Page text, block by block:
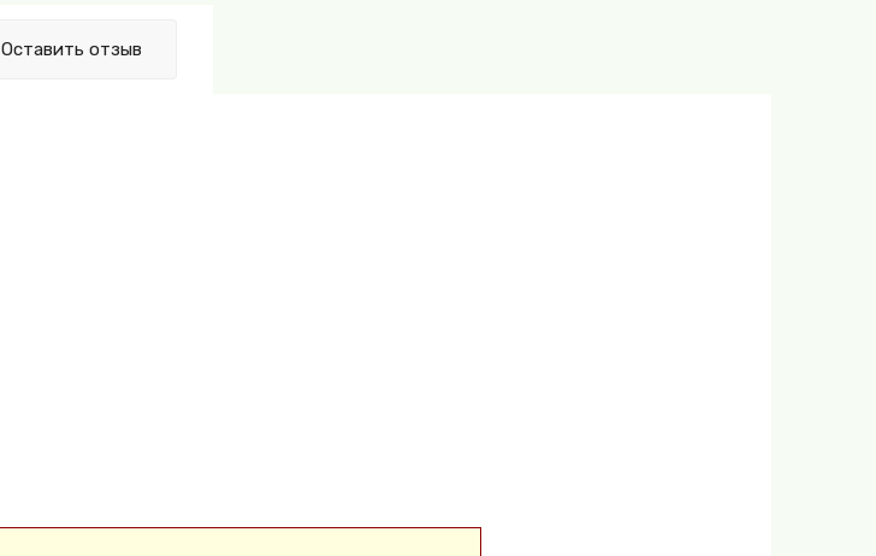
Оставить отзыв